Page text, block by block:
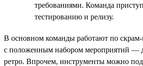
требованиями. Команда
тестированию и релизу.
В основном команды работают по скрам-
с положенным набором мероприятий —
ретро. Впрочем, инструменты можно